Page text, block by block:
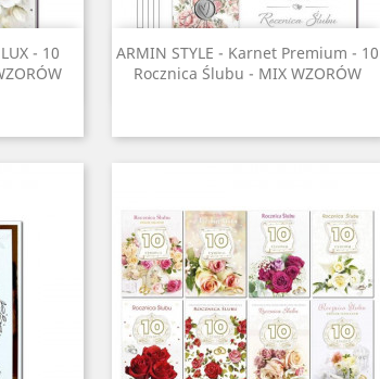
- 10
ARMIN STYLE - Karnet Premium - 10
Rocznica Ślubu - MIX WZORÓW
Szybki podgląd